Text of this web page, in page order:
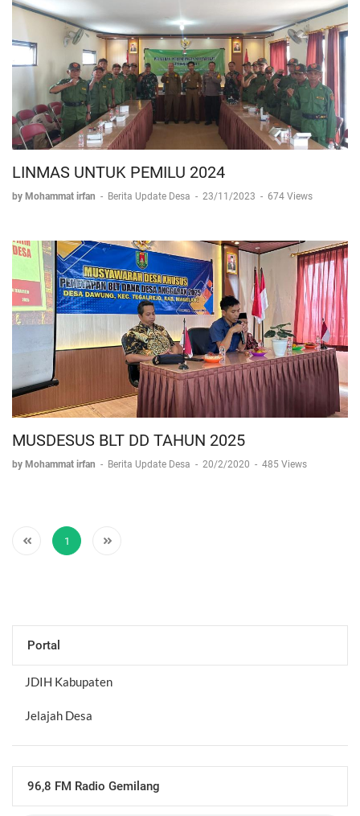
LINMAS UNTUK PEMILU 2024
by Mohammat irfan - Berita Update Desa - 23/11/2023 - 674 Views
MUSDESUS BLT DD TAHUN 2025
by Mohammat irfan - Berita Update Desa - 20/2/2020 - 485 Views
1
Portal
JDIH Kabupaten
Jelajah Desa
96,8 FM Radio Gemilang